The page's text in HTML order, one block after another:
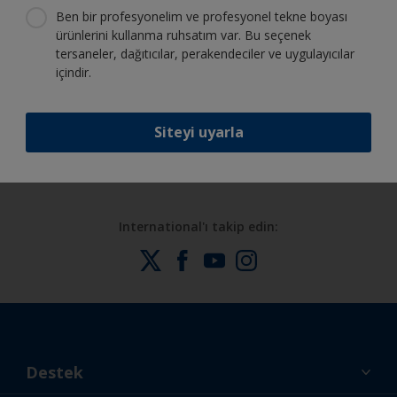
Ben bir profesyonelim ve profesyonel tekne boyası
ürünlerini kullanma ruhsatım var. Bu seçenek
tersaneler, dağıtıcılar, perakendeciler ve uygulayıcılar
içindir.
Siteyi uyarla
International'ı takip edin:
Destek